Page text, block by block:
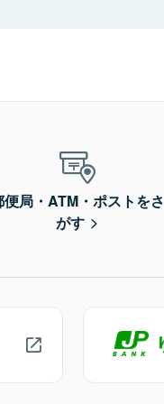
便局・ATM・ポストをさ
がす